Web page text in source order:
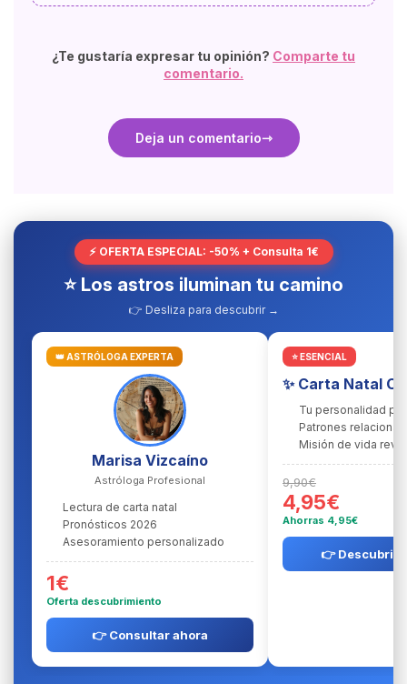
¿Te gustaría expresar tu opinión? Comparte tu
comentario.
Deja un comentario
⚡ OFERTA ESPECIAL: -50% + Consulta 1€
⭐ Los astros iluminan tu camino
👉 Desliza para descubrir →
👑 ASTRÓLOGA EXPERTA
Marisa Vizcaíno
Astróloga Profesional
Lectura de carta natal
Pronósticos 2026
Asesoramiento personalizado
1€
Oferta descubrimiento
👉 Consultar ahora
⭐ ESENCIAL
✨ Carta Natal
Tu personalidad
Patrones
Misión de vida
9,90€
4,95€
Ahorras 4,95€
👉 Descubrir